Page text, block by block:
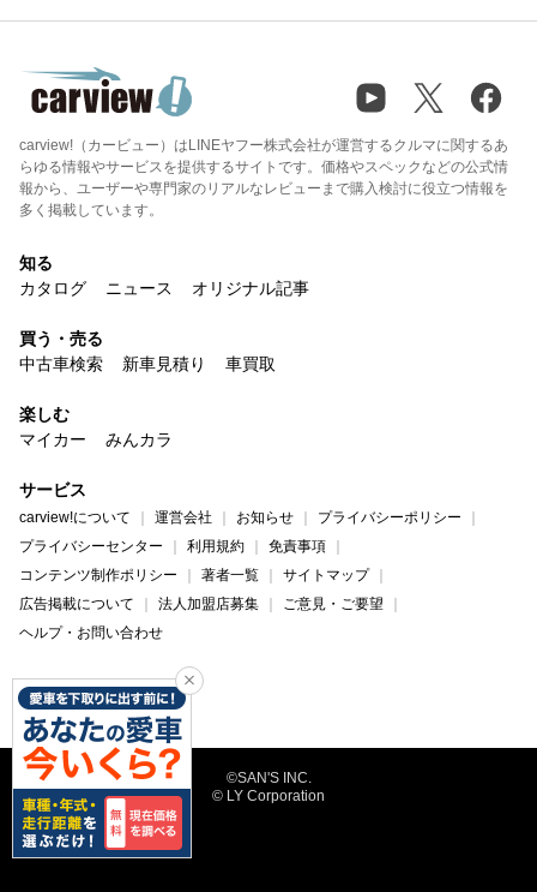
carview!（カービュー）はLINEヤフー株式会社が運営するクルマに関するあ
らゆる情報やサービスを提供するサイトです。価格やスペックなどの公式情
報から、ユーザーや専門家のリアルなレビューまで購入検討に役立つ情報を
多く掲載しています。
知る
カタログ
ニュース オリジナル記事
買う・売る
中古車検索
新車見積り 車買取
楽しむ
マイカー
みんカラ
サービス
carview!について 運営会社 お知らせ
プライバシーポリシー
プライバシーセンター
利用規約
免責事項
コンテンツ制作ポリシー
著者一覧
サイトマップ
広告掲載について
法人加盟店募集
ご意見・ご要望
ヘルプ・お問い合わせ
carview! Yahoo! JAPAN
©SAN'S INC.
© LY Corporation